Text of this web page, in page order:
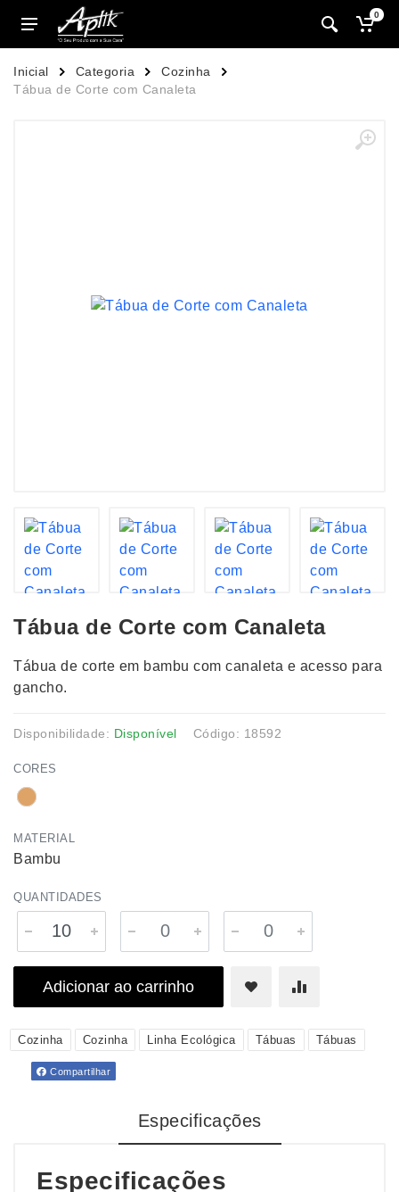
0
Inicial Categoria
Cozinha
Tábua de Corte com Canaleta
Tábua de Corte com Canaleta
Tábua de corte em bambu com canaleta e acesso para
gancho.
Disponibilidade: Disponível Código: 18592
CORES
MATERIAL
Bambu
QUANTIDADES
Adicionar ao carrinho
Cozinha Cozinha Linha Ecológica Tábuas Tábuas
Compartilhar
Especificações
Especificações